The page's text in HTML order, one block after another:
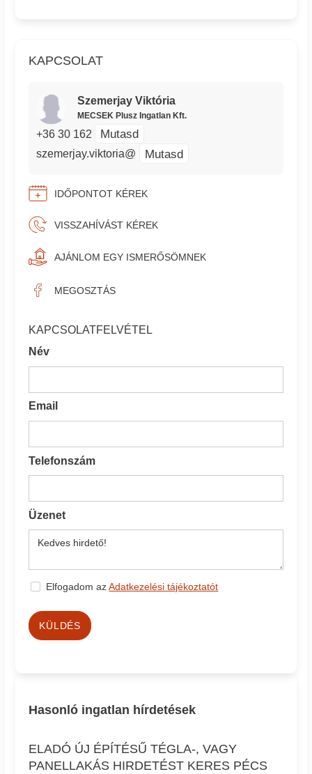
KAPCSOLAT
Szemerjay Viktória
MECSEK Plusz Ingatlan Kft.
+36 30 162 Mutasd
szemerjay.viktoria@ Mutasd
IDŐPONTOT KÉREK
VISSZAHÍVÁST KÉREK
AJÁNLOM EGY ISMERŐSÖMNEK
MEGOSZTÁS
KAPCSOLATFELVÉTEL
Név
Email
Telefonszám
Üzenet
Elfogadom azAdatkezelési tájékoztatót
KÜLDÉS
Hasonló ingatlan hírdetések
ELADÓ ÚJ ÉPÍTÉSŰ TÉGLA-, VAGY
PANELLAKÁS HIRDETÉST KERES PÉCS